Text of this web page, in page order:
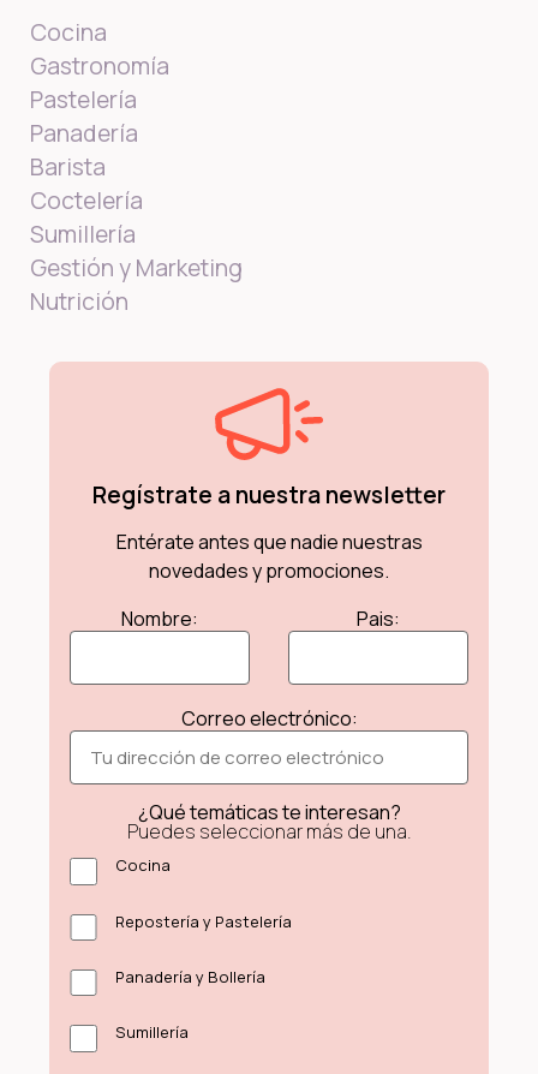
Cocina
Gastronomía
Pastelería
Panadería
Barista
Coctelería
Sumillería
Gestión y Marketing
Nutrición
Regístrate a nuestra newsletter
Entérate antes que nadie nuestras
novedades y promociones.
Nombre:
Pais:
Correo electrónico:
¿Qué temáticas te interesan?
Puedes seleccionar más de una.
Cocina
Repostería y Pastelería
Panadería y Bollería
Sumillería